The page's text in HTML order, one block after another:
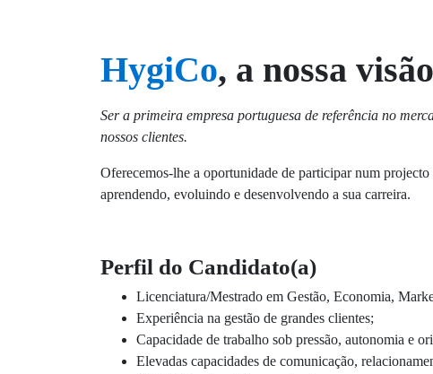
HygiCo, a nossa
Ser a primeira empresa portuguesa de referência no
nossos clientes.
Oferecemos-lhe a oportunidade de participar num
aprendendo, evoluindo e desenvolvendo a sua carreira.
Perfil do Candidato(a)
Licenciatura/Mestrado em Gestão, Economia,
Experiência na gestão de grandes clientes;
Capacidade de trabalho sob pressão, autonomia e
Elevadas capacidades de comunicação,